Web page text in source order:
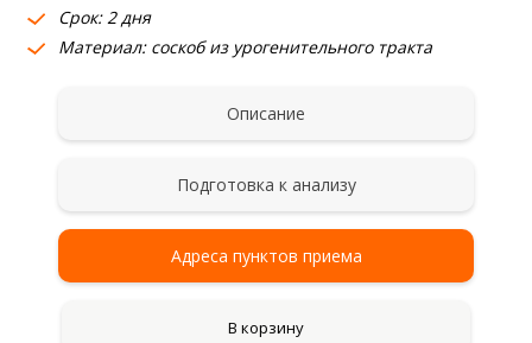
Срок: 2 дня
Материал: соскоб из урогенительного тракта
Описание
Подготовка к анализу
Адреса пунктов приема
В корзину